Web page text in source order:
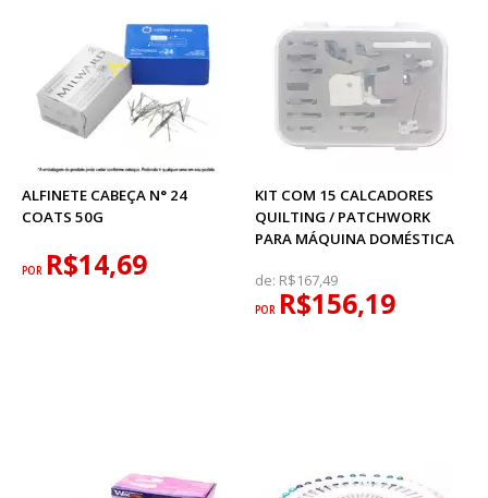
ALFINETE CABEÇA N° 24
COATS 50G
POR R$14,69
KIT COM 15 CALCADORES
QUILTING / PATCHWORK
PARA MÁQUINA DOMÉSTICA
de: R$167,49
POR R$156,19